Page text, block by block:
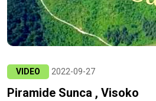
VIDEO 2022-09-27
Piramide Sunca , Visoko